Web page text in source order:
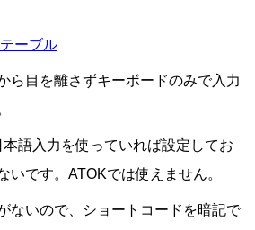
ーブル
ら目を離さずキーボードのみで入力
語入力を使っていれば設定してお
いです。ATOKでは使えません。
ないので、ショートコードを暗記で